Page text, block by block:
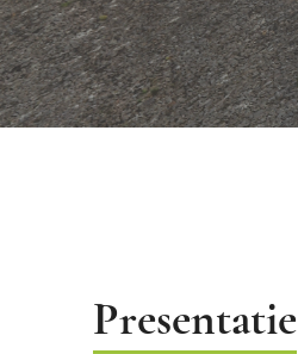
Presentatie